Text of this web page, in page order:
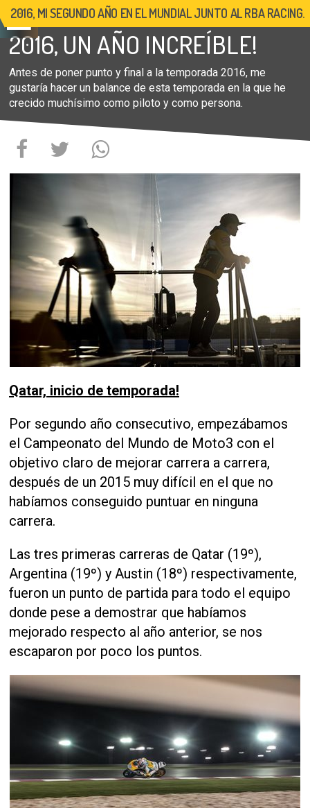
2016, MI SEGUNDO AÑO EN EL MUNDIAL JUNTO AL RBA RACING.
17 DE NOVIEMBRE DE 2016
2016, UN AÑO INCREÍBLE!
Antes de poner punto y final a la temporada 2016, me
gustaría hacer un balance de esta temporada en la que he
crecido muchísimo como piloto y como persona.
Qatar, inicio de temporada!
Por segundo año consecutivo, empezábamos
el Campeonato del Mundo de Moto3 con el
objetivo claro de mejorar carrera a carrera,
después de un 2015 muy difícil en el que no
habíamos conseguido puntuar en ninguna
carrera.
Las tres primeras carreras de Qatar (19º),
Argentina (19º) y Austin (18º) respectivamente,
fueron un punto de partida para todo el equipo
donde pese a demostrar que habíamos
mejorado respecto al año anterior, se nos
escaparon por poco los puntos.